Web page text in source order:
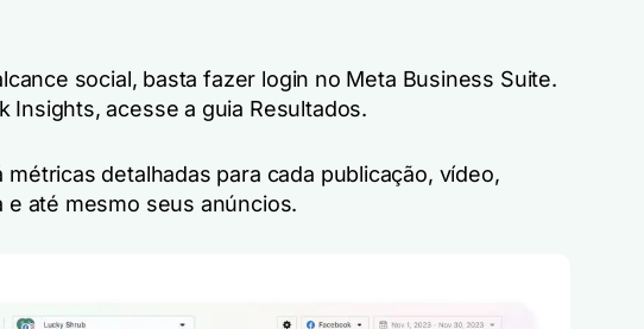
social, basta fazer login no Meta Business Suite.
Insights, acesse a guia Resultados.
métricas detalhadas para cada publicação, vídeo,
e até mesmo seus anúncios.